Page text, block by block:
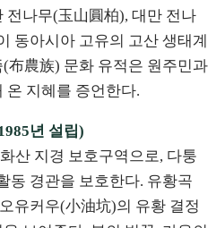
전나무(玉山圓柏), 대만 전나
동아시아 고유의 고산 생태계
布農族) 문화 유적은 원주민과
온 지혜를 증언한다.
년 설립)
산 지경 보호구역으로, 다퉁
동 경관을 보호한다. 유황곡
유커우(小油坑)의 유황 결정